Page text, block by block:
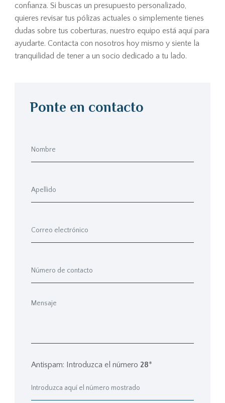
confianza. Si buscas un presupuesto personalizado,
quieres revisar tus pólizas actuales o simplemente tienes
dudas sobre tus coberturas, nuestro equipo está aquí para
ayudarte. Contacta con nosotros hoy mismo y siente la
tranquilidad de tener a un socio dedicado a tu lado.
Ponte en contacto
Antispam: Introduzca el número 28*